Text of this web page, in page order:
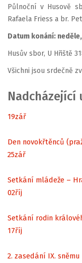
Půlnoční v Husově
Rafaela Friess a br.
Datum konání:
Husův sbor, U Hřiště
Všichni jsou srdečně
Nadcházející
19zář
Den novokřtěnců
25zář
Setkání mládeže –
02říj
Setkání rodin
17říj
2. zasedání IX. sněmu